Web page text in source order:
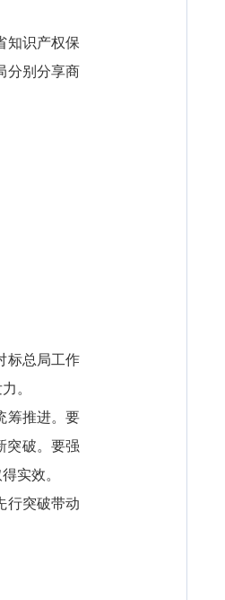
知识产权保
分别分享商
标总局工作
。
筹推进。要
突破。要强
实效。
行突破带动